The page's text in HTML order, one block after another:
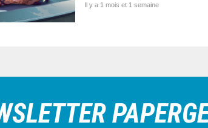
Il y a 1 mois et 1 semaine